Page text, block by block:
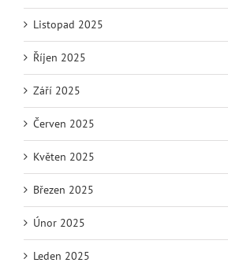
Listopad 2025
Říjen 2025
Září 2025
Červen 2025
Květen 2025
Březen 2025
Únor 2025
Leden 2025